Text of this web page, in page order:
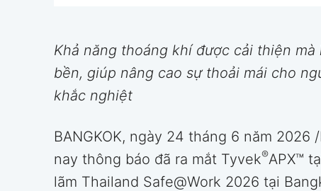
Khả năng thoáng khí được cải thiện
bền, giúp nâng cao sự thoải mái cho
khắc nghiệt
BANGKOK, ngày 24 tháng 6 năm
nay thông báo đã ra mắt Tyvek®APX™
lãm Thailand Safe@Work 2026 tại